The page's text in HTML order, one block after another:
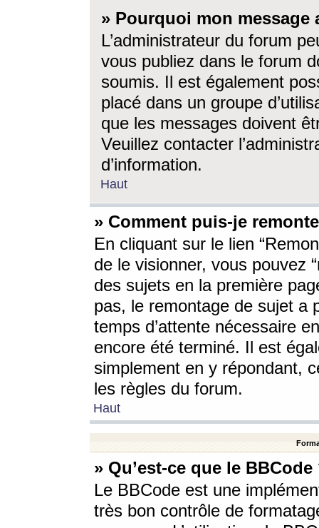
» Pourquoi mon message
L’administrateur du forum
vous publiez dans le forum
soumis. Il est également
placé dans un groupe
que les messages doivent
Veuillez contacter
d’information.
Haut
» Comment puis-je
En cliquant sur le lien
de le visionner, vous pouvez
des sujets en la première
pas, le remontage de sujet a
temps d’attente nécessaire
encore été terminé. Il est
simplement en y répondant,
les règles du forum.
Haut
» Qu’est-ce que le BBCode
Le BBCode est une
très bon contrôle de